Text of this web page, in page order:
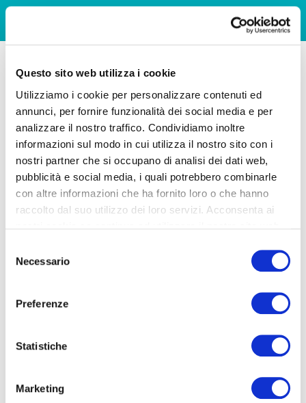
Questo sito web utilizza i cookie
Utilizziamo i cookie per personalizzare contenuti ed
annunci, per fornire funzionalità dei social media e per
analizzare il nostro traffico. Condividiamo inoltre
informazioni sul modo in cui utilizza il nostro sito con i
nostri partner che si occupano di analisi dei dati web,
pubblicità e social media, i quali potrebbero combinarle
con altre informazioni che ha fornito loro o che hanno
raccolto dal suo utilizzo dei loro servizi. Acconsenta ai
delNecessario
Preferenze
Statistiche
Marketing